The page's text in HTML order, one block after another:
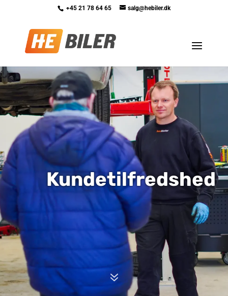
+45 21 78 64 65 salg@hebiler.dk
Kundetilfredshed
7